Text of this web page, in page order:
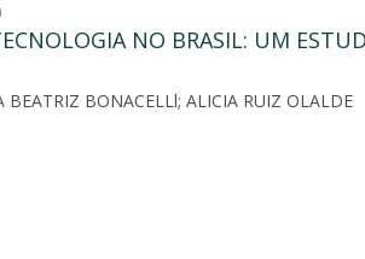
NO BRASIL: UM
BEATRIZ BONACELLl; ALICIA RUIZ OLALDE